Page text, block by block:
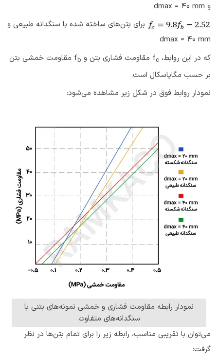
و dmax = 40 mm
برای بتن‌های ساخته شده با سنگدانه طبیعی و
dmax = 40 mm
که در این روابط، f c مقاومت فشاری بتن و f b
مقاومت خمشی بتن
بر حسب مگاپاسکال است.
نمودار روابط فوق در شکل زیر مشاهده می‌شود:
نمودار رابطه مقاومت فشاری و خمشی نمونه‌های بتنی با
سنگدانه‌های متفاوت
می‌توان با تقریبی مناسب، رابطه زیر را برای تمام بتن‌ها در نظر
گرفت: